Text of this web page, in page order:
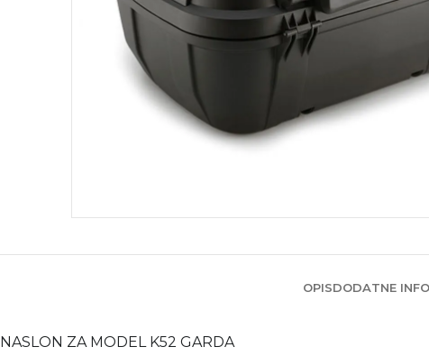
OPISDODATNE
NASLON ZA MODEL K52 GARDA